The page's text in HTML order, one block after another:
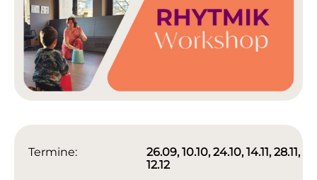
Termine:
26.09, 10.10, 24.10, 14.11, 28.11,
12.12